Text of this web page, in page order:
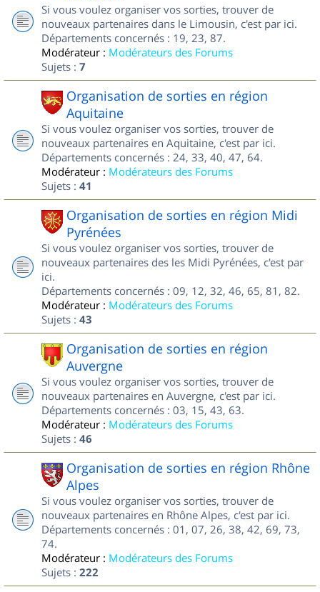
Si vous voulez organiser vos sorties, trouver de
nouveaux partenaires dans le Limousin, c'est par ici.
Départements concernés : 19, 23, 87.
Modérateur : Modérateurs des Forums
Sujets : 7
Organisation de sorties en région
Aquitaine
Si vous voulez organiser vos sorties, trouver de
nouveaux partenaires en Aquitaine, c'est par ici.
Départements concernés : 24, 33, 40, 47, 64.
Modérateur : Modérateurs des Forums
Sujets : 41
Organisation de sorties en région Midi
Pyrénées
Si vous voulez organiser vos sorties, trouver de
nouveaux partenaires des les Midi Pyrénées, c'est par
ici.
Départements concernés : 09, 12, 32, 46, 65, 81, 82.
Modérateur : Modérateurs des Forums
Sujets : 43
Organisation de sorties en région
Auvergne
Si vous voulez organiser vos sorties, trouver de
nouveaux partenaires en Auvergne, c'est par ici.
Départements concernés : 03, 15, 43, 63.
Modérateur : Modérateurs des Forums
Sujets : 46
Organisation de sorties en région Rhône
Alpes
Si vous voulez organiser vos sorties, trouver de
nouveaux partenaires en Rhône Alpes, c'est par ici.
Départements concernés : 01, 07, 26, 38, 42, 69, 73,
74.
Modérateur : Modérateurs des Forums
Sujets : 222